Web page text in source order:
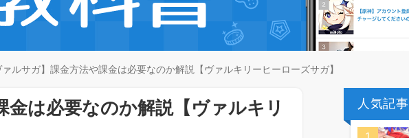
ァルサガ】課金方法や課金は必要なのか解説【ヴァルキリーヒーローズサガ】
金は必要なのか解説【ヴァルキリ
人気記事